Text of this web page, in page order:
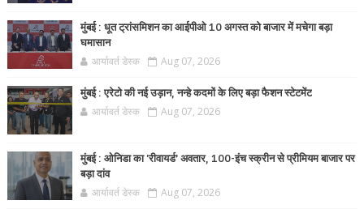
मुंबई : धूत ट्रांसमिशन का आईपीओ 10 अगस्त को बाजार में मचेगा बड़ा
घमासान
आर्यावर्त डेस्क Aug 07, 2026
मुंबई : एरेटो की नई उड़ान, नन्हे कदमों के लिए बड़ा फैशन स्टेटमेंट
आर्यावर्त डेस्क Aug 07, 2026
मुंबई : ओनिडा का 'रीवायर्ड’ अवतार, 100-इंच स्क्रीन से प्रीमियम बाजार पर
बड़ा दांव
आर्यावर्त डेस्क Aug 07, 2026